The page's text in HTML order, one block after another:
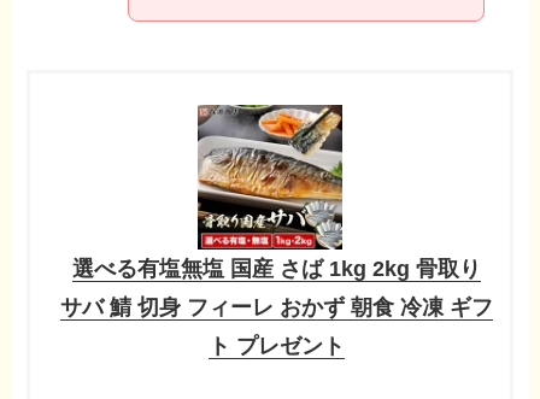
選べる有塩無塩 国産 さば 1kg 2kg 骨取り
サバ 鯖 切身 フィーレ おかず 朝食 冷凍 ギフ
ト プレゼント